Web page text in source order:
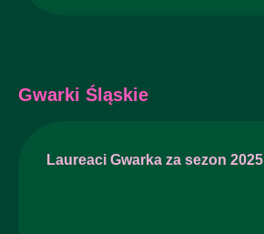
Gwarki Śląskie
Laureaci Gwarka za sezon 2025